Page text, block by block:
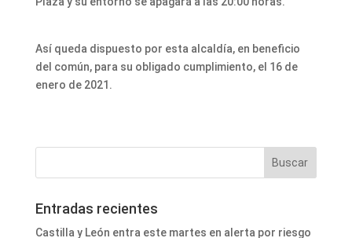
Así queda dispuesto por esta alcaldía, en beneficio
del común, para su obligado cumplimiento, el 16 de
enero de 2021.
Entradas recientes
Castilla y León entra este martes en alerta por riesgo